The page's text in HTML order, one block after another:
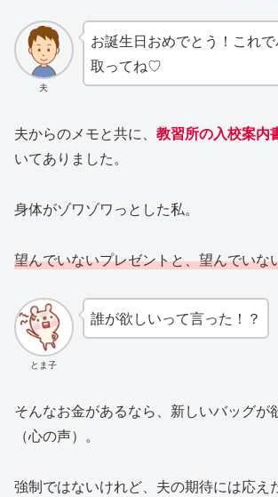
夫
お誕生日おめでとう！これ
取ってね♡
夫からのメモと共に、 教習所の入校案内
いてありました。
身体がゾワゾワっとした私。
望んでいないプレゼントと、望んでいな
とま子
誰が欲しいって言った！？
そんなお金があるなら、新しいバッグ
（心の声）。
強制ではないけれど、夫の期待には応